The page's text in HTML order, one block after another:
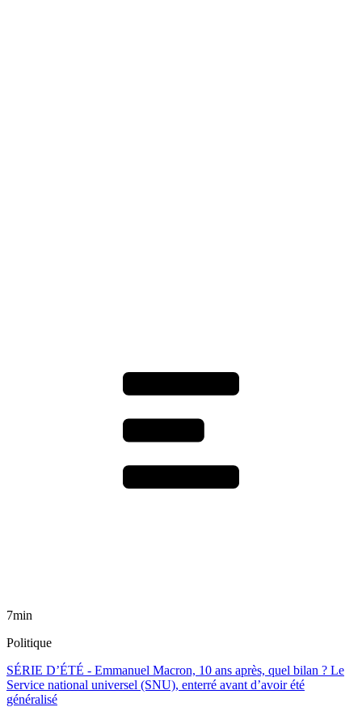
7min
Politique
SÉRIE D’ÉTÉ - Emmanuel Macron, 10 ans après, quel bilan ? Le
Service national universel (SNU), enterré avant d’avoir été
généralisé